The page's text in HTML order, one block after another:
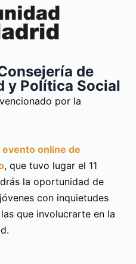
de
y Política Social
por la
online de
, que tuvo lugar el 11
la oportunidad de
con inquietudes
que involucrarte en la